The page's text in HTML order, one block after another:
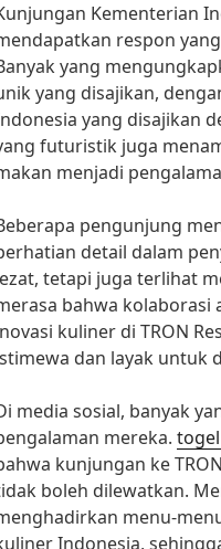
Kementerian
respon
yang
yang disajikan,
yang disajikan
futuristik juga
menjadi
pengunjung
detail dalam
tetapi juga terlihat
bahwa kolaborasi
kuliner di TRON
dan layak untuk
media sosial, banyak
mereka.
kunjungan ke
boleh dilewatkan.
menu-
Indonesia,